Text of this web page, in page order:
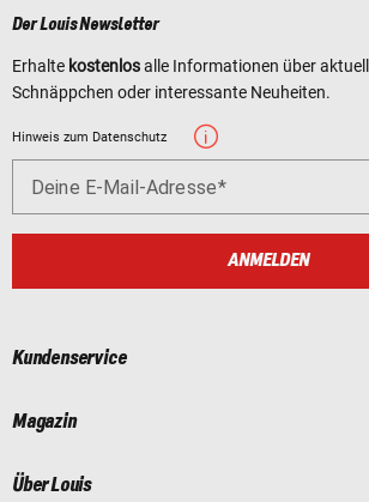
Der Louis Newsletter
Erhalte kostenlosalle Informationen über
Schnäppchen oder interessante Neuheiten.
Hinweis zum Datenschutz
Deine E-Mail-Adresse
ANMELDEN
Kundenservice
Magazin
Über Louis